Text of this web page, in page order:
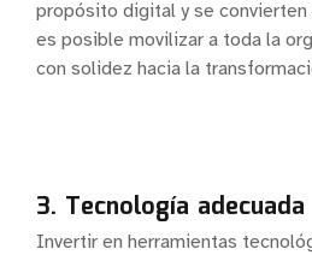
propósito digital y se
es posible movilizar a toda la
con solidez hacia la
3. Tecnología adecuada
Invertir en herramientas